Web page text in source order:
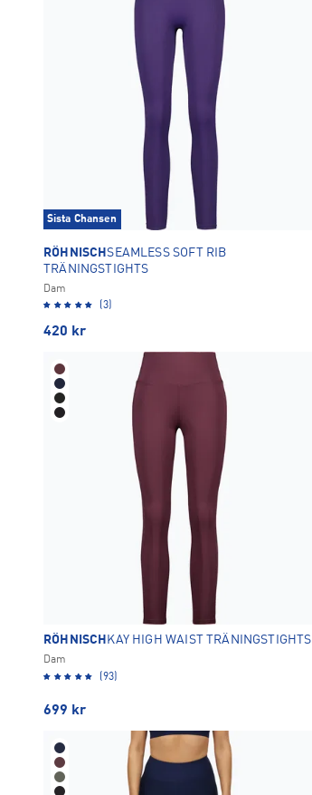
Sista Chansen
RÖHNISCHSEAMLESS SOFT RIB
TRÄNINGSTIGHTS
Dam
(3)
420 kr
RÖHNISCH KAY HIGH WAIST TRÄNINGSTIGHTS
Dam
(93)
699 kr